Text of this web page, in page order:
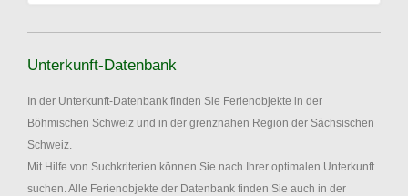
Unterkunft-Datenbank
In der Unterkunft-Datenbank finden Sie Ferienobjekte in der
Böhmischen Schweiz und in der grenznahen Region der Sächsischen
Schweiz.
Mit Hilfe von Suchkriterien können Sie nach Ihrer optimalen Unterkunft
suchen. Alle Ferienobjekte der Datenbank finden Sie auch in der